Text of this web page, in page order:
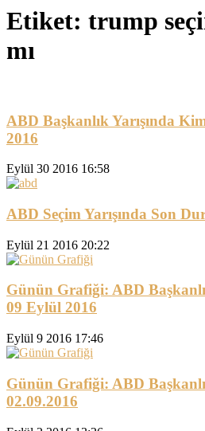
Etiket: trump
mı
ABD Başkanlık Yarışında
2016
Eylül 30 2016 16:58
ABD Seçim Yarışında Son
Eylül 21 2016 20:22
Günün Grafiği: ABD
09 Eylül 2016
Eylül 9 2016 17:46
Günün Grafiği: ABD
02.09.2016